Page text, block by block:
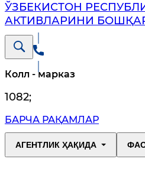
ЎЗБЕКИСТОН
АКТИВЛАРИНИ
Колл - марказ
1082;
БАРЧА РАҚАМЛАР
АГЕНТЛИК ҲАҚИДА